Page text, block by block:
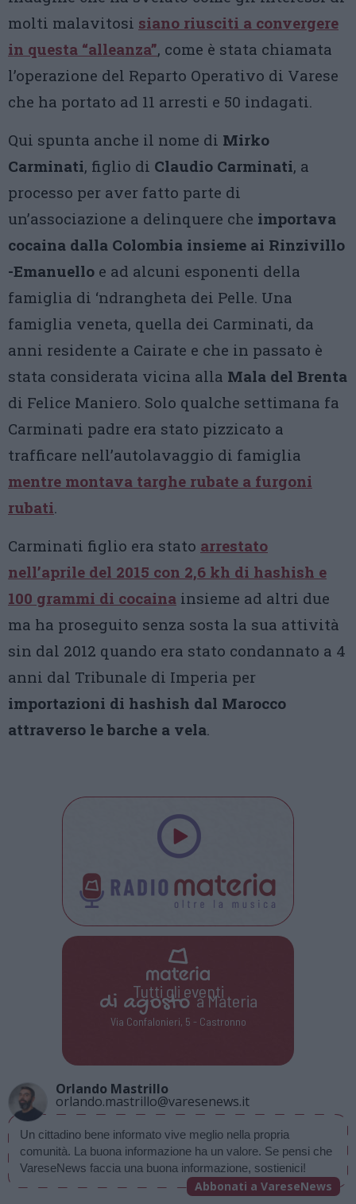
molti malavitosi siano riusciti a convergere
in questa “alleanza”, come è stata chiamata
l’operazione del Reparto Operativo di Varese
che ha portato ad 11 arresti e 50 indagati.
Qui spunta anche il nome di Mirko
Carminati, figlio di Claudio Carminati, a
processo per aver fatto parte di
un’associazione a delinquere che importava
cocaina dalla Colombia insieme ai Rinzivillo
-Emanuello e ad alcuni esponenti della
famiglia di ‘ndrangheta dei Pelle. Una
famiglia veneta, quella dei Carminati, da
anni residente a Cairate e che in passato è
stata considerata vicina alla Mala del Brenta
di Felice Maniero. Solo qualche settimana fa
Carminati padre era stato pizzicato a
trafficare nell’autolavaggio di famiglia
mentre montava targhe rubate a furgoni
rubati.
Carminati figlio era stato arrestato
nell’aprile del 2015 con 2,6 kh di hashish e
100 grammi di cocaina insieme ad altri due
ma ha proseguito senza sosta la sua attività
sin dal 2012 quando era stato condannato a 4
anni dal Tribunale di Imperia per
importazioni di hashish dal Marocco
attraverso le barche a vela.
Tutti gli eventi
di agostoa Materia
Via Confalonieri, 5 - Castronno
Orlando Mastrillo
orlando.mastrillo@varesenews.it
Un cittadino bene informato vive meglio nella propria
comunità. La buona informazione ha un valore. Se pensi che
VareseNews faccia una buona informazione, sostienici!
Abbonati a VareseNews